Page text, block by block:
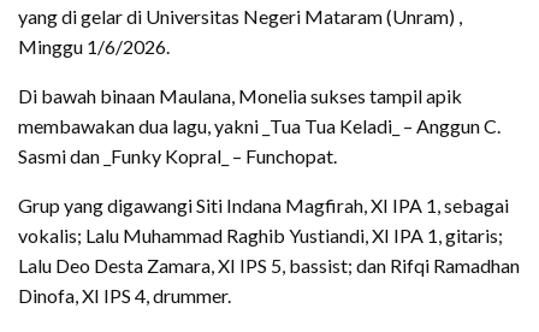
yang di gelar di Universitas Negeri Mataram (Unram) ,
Minggu 1/6/2026.
Di bawah binaan Maulana, Monelia sukses tampil apik
membawakan dua lagu, yakni _Tua Tua Keladi_ – Anggun C.
Sasmi dan _Funky Kopral_ – Funchopat.
Grup yang digawangi Siti Indana Magfirah, XI IPA 1, sebagai
vokalis; Lalu Muhammad Raghib Yustiandi, XI IPA 1, gitaris;
Lalu Deo Desta Zamara, XI IPS 5, bassist; dan Rifqi Ramadhan
Dinofa, XI IPS 4, drummer.